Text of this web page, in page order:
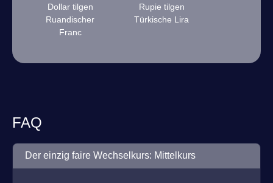
Dollar tilgen
Ruandischer
Franc
Rupie tilgen
Türkische Lira
FAQ
Der einzig faire Wechselkurs: Mittelkurs